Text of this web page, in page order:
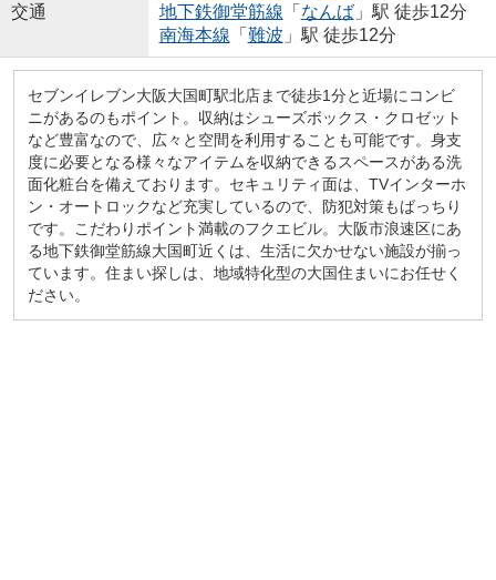
交通
地下鉄御堂筋線 「 なんば」駅 徒歩12分
南海本線 「 難波 」駅 徒歩12分
セブンイレブン大阪大国町駅北店まで徒歩1分と近場にコンビ
ニがあるのもポイント。収納はシューズボックス・クロゼット
など豊富なので、広々と空間を利用することも可能です。身支
度に必要となる様々なアイテムを収納できるスペースがある洗
面化粧台を備えております。セキュリティ面は、TVインターホ
ン・オートロックなど充実しているので、防犯対策もばっちり
です。こだわりポイント満載のフクエビル。大阪市浪速区にあ
る地下鉄御堂筋線大国町近くは、生活に欠かせない施設が揃っ
ています。住まい探しは、地域特化型の大国住まいにお任せく
ださい。